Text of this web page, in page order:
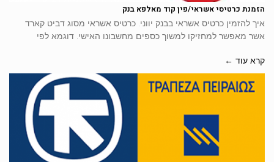
הזמנת כרטיסי אשראי/פין קוד מאלפא בנק
איך להזמין כרטיס אשראי בבנק יווני. כרטיס אשראי מסוג דביט קארד
אשר מאפשר למחזיקו למשוך כספים מחשבונו האישי. דוגמא לפי
קרא עוד ←